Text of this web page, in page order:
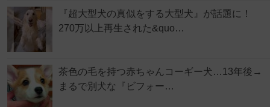
『超大型犬の真似をする大型犬』が話題に！
270万以上再生された&quo…
茶色の毛を持つ赤ちゃんコーギー犬…13年後→
まるで別犬な『ビフォー…